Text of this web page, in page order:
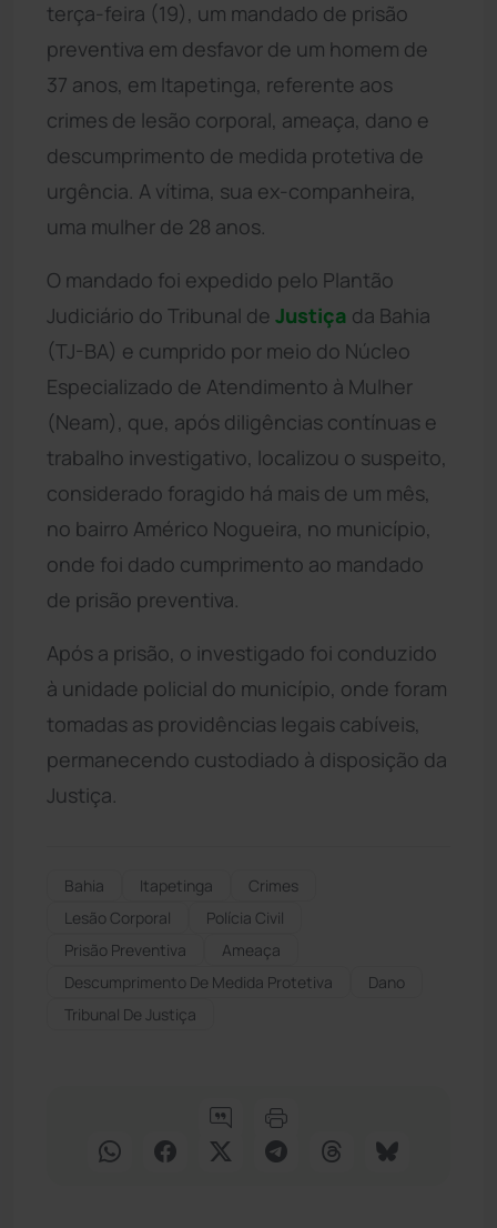
terça-feira (19), um mandado de prisão
preventiva em desfavor de um homem de
37 anos, em Itapetinga, referente aos
crimes de lesão corporal, ameaça, dano e
descumprimento de medida protetiva de
urgência. A vítima, sua ex-companheira,
uma mulher de 28 anos.
O mandado foi expedido pelo Plantão
Judiciário do Tribunal de Justiça da Bahia
(TJ-BA) e cumprido por meio do Núcleo
Especializado de Atendimento à Mulher
(Neam), que, após diligências contínuas e
trabalho investigativo, localizou o suspeito,
considerado foragido há mais de um mês,
no bairro Américo Nogueira, no município,
onde foi dado cumprimento ao mandado
de prisão preventiva.
Após a prisão, o investigado foi conduzido
à unidade policial do município, onde foram
tomadas as providências legais cabíveis,
permanecendo custodiado à disposição da
Justiça.
Bahia Itapetinga
Crimes
Lesão Corporal
Polícia Civil
Prisão Preventiva
Ameaça
Descumprimento De Medida Protetiva
Dano
Tribunal De Justiça